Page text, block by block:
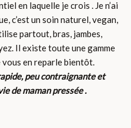
en laquelle je crois . Je n’ai
c’est un soin naturel, vegan,
partout, bras, jambes,
Il existe toute une gamme
en reparle bientôt.
peu contraignante et
de maman pressée .